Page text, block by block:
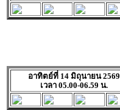
อาทิตย์ที่ 14 มิถุนายน 2569
เวลา 05.00-06.59 น.